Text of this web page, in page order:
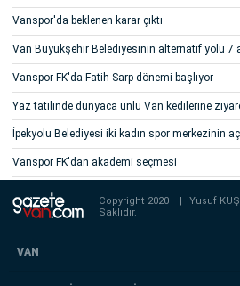
Vanspor'da beklenen karar çıktı
Van Büyükşehir Belediyesinin alternatif yolu 7
Vanspor FK'da Fatih Sarp dönemi başlıyor
Yaz tatilinde dünyaca ünlü Van kedilerine
İpekyolu Belediyesi iki kadın spor merkezinin
Vanspor FK'dan akademi seçmesi
Copyright 2020 | Yusuf
Saklıdır.
VAN